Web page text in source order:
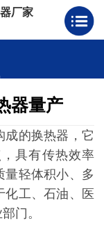
厂家
器量产
成的换热器，它
具有传热效率
量轻体积小、多
化工、石油、医
门。